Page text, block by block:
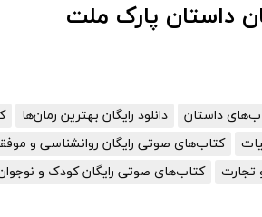
داستان پارک ملت
داستان دانلود رایگان بهترین رمان‌ها
کتاب‌های صوتی رایگان روانشناسی و
تجارت
کتاب‌های صوتی رایگان کودک و